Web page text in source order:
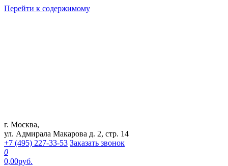
Перейти к содержимому
Интернет магазин "Can Auto"
г. Москва,
ул. Адмирала Макарова д. 2, стр. 14
+7 (495) 227-33-53 Заказать звонок
0
0,00руб.